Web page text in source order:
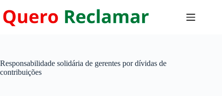
para
o
Responsabilidade solidária de gerentes por dívidas de
contribuições